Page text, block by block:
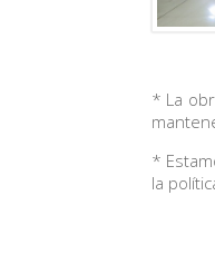
* La
*
la